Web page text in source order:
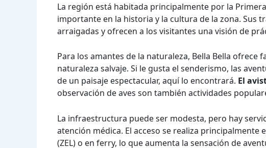
La región está habitada principalmente por la
importante en la historia y la cultura de la zona. Sus
arraigadas y ofrecen a los visitantes una visión de
Para los amantes de la naturaleza, Bella Bella
naturaleza salvaje. Si le gusta el senderismo, las
de un paisaje espectacular, aquí lo encontrará. El
observación de aves son también actividades
La infraestructura puede ser modesta, pero hay
atención médica. El acceso se realiza principalmente
(ZEL) o en ferry, lo que aumenta la sensación de